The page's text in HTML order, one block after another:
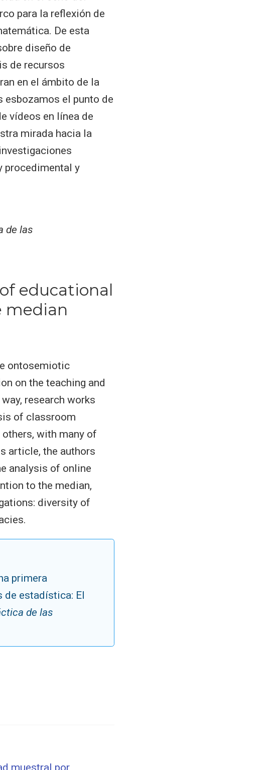
para la reflexión de
De esta
diseño de
de recursos
en el ámbito de la
el punto de
vídeos en línea de
mirada hacia la
procedimental y
de las
educational
median
ontosemiotic
on the teaching and
research works
of classroom
with many of
article, the authors
analysis of online
to the median,
diversity of
primera
de estadística: El
de las